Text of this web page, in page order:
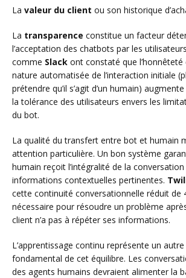
La valeur du client ou son historique
La transparence constitue un facteur
l’acceptation des chatbots par les
comme Slack ont constaté que
nature automatisée de l’interaction initiale
prétendre qu’il s’agit d’un humain)
la tolérance des utilisateurs envers les
du bot.
La qualité du transfert entre bot et humain
attention particulière. Un bon système
humain reçoit l’intégralité de la
informations contextuelles pertinentes.
cette continuité conversationnelle réduit de
nécessaire pour résoudre un problème
client n’a pas à répéter ses informations.
L’apprentissage continu représente un
fondamental de cet équilibre. Les
des agents humains devraient alimenter la